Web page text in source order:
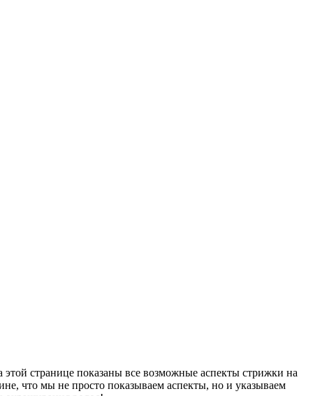
этой странице показаны все возможные аспекты стрижки на
что мы не просто показываем аспекты, но и указываем